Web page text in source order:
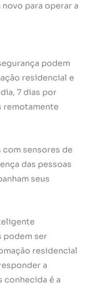
para operar a
podem
residencial e
7 dias por
remotamente
com sensores de
das pessoas
seus
podem ser
residencial
a
conhecida é a